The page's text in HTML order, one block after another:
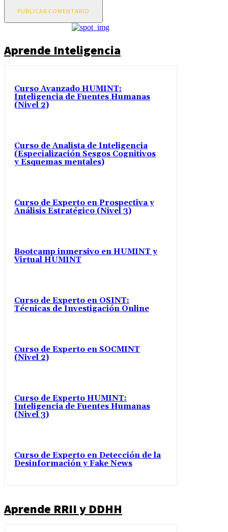
Aprende Inteligencia
Curso Avanzado HUMINT:
Inteligencia de Fuentes Humanas
(Nivel 2)
Curso de Analista de Inteligencia
(Especialización Sesgos Cognitivos
y Esquemas mentales)
Curso de Experto en Prospectiva y
Análisis Estratégico (Nivel 3)
Bootcamp inmersivo en HUMINT y
Virtual HUMINT
Curso de Experto en OSINT:
Técnicas de Investigación Online
Curso de Experto en SOCMINT
(Nivel 2)
Curso de Experto HUMINT:
Inteligencia de Fuentes Humanas
(Nivel 3)
Curso de Experto en Detección de la
Desinformación y Fake News
Aprende RRII y DDHH